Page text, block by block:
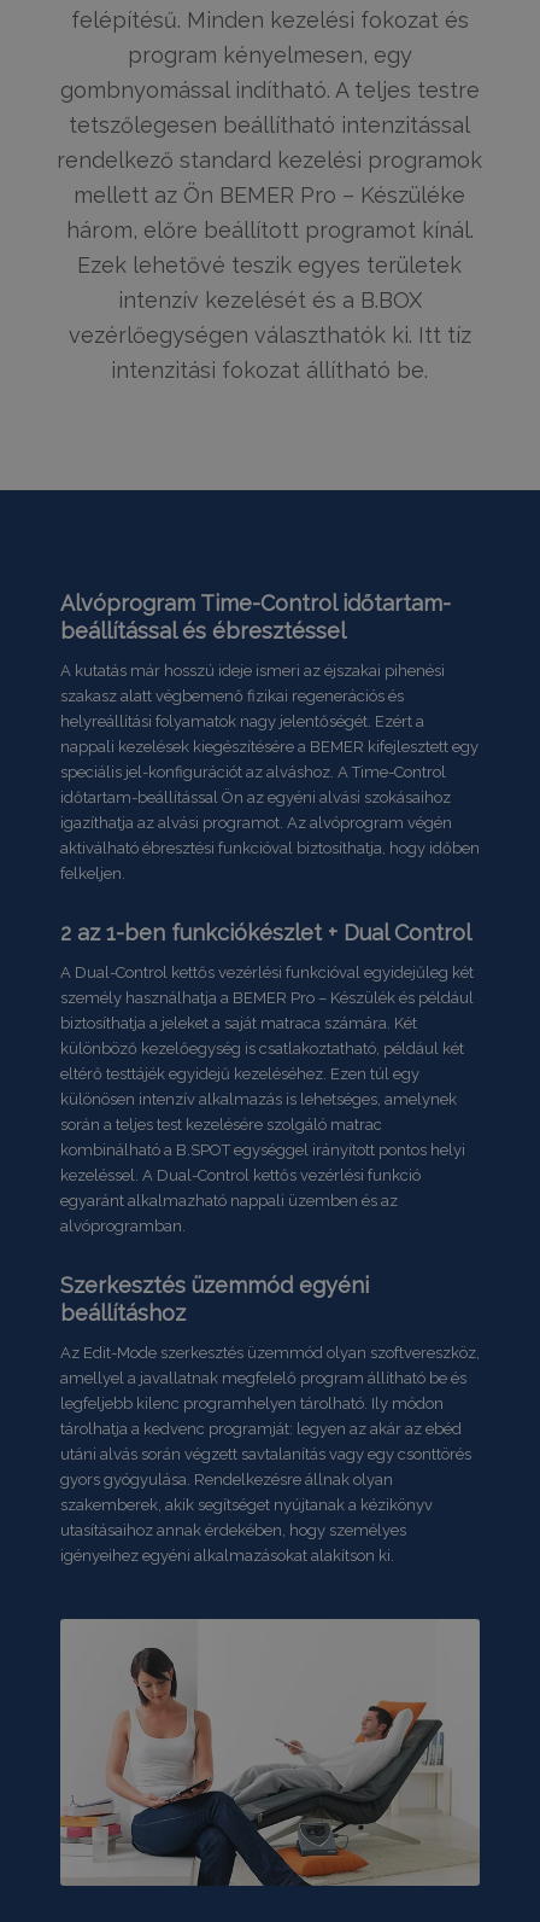
felépítésű. Minden kezelési fokozat és
program kényelmesen, egy
gombnyomással indítható. A teljes testre
tetszőlegesen beállítható intenzitással
rendelkező standard kezelési programok
mellett az Ön BEMER Pro – Készüléke
három, előre beállított programot kínál.
Ezek lehetővé teszik egyes területek
intenzív kezelését és a B.BOX
vezérlőegységen választhatók ki. Itt tíz
intenzitási fokozat állítható be.
Alvóprogram Time-Control időtartam-
beállítással és ébresztéssel
A kutatás már hosszú ideje ismeri az éjszakai pihenési
szakasz alatt végbemenő fizikai regenerációs és
helyreállítási folyamatok nagy jelentőségét. Ezért a
nappali kezelések kiegészítésére a BEMER kifejlesztett egy
speciális jel-konfigurációt az alváshoz. A Time-Control
időtartam-beállítással Ön az egyéni alvási szokásaihoz
igazíthatja az alvási programot. Az alvóprogram végén
aktiválható ébresztési funkcióval biztosíthatja, hogy időben
felkeljen.
2 az 1-ben funkciókészlet + Dual Control
A Dual-Control kettős vezérlési funkcióval egyidejűleg két
személy használhatja a BEMER Pro – Készülék és például
biztosíthatja a jeleket a saját matraca számára. Két
különböző kezelőegység is csatlakoztatható, például két
eltérő testtájék egyidejű kezeléséhez. Ezen túl egy
különösen intenzív alkalmazás is lehetséges, amelynek
során a teljes test kezelésére szolgáló matrac
kombinálható a B.SPOT egységgel irányított pontos helyi
kezeléssel. A Dual-Control kettős vezérlési funkció
egyaránt alkalmazható nappali üzemben és az
alvóprogramban.
Szerkesztés üzemmód egyéni
beállításhoz
Az Edit-Mode szerkesztés üzemmód olyan szoftvereszköz,
amellyel a javallatnak megfelelő program állítható be és
legfeljebb kilenc programhelyen tárolható. Ily módon
tárolhatja a kedvenc programját: legyen az akár az ebéd
utáni alvás során végzett savtalanítás vagy egy csonttörés
gyors gyógyulása. Rendelkezésre állnak olyan
szakemberek, akik segítséget nyújtanak a kézikönyv
utasításaihoz annak érdekében, hogy személyes
igényeihez egyéni alkalmazásokat alakítson ki.